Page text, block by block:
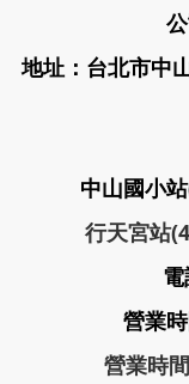
地址：台北市中
中山國小
行天宮站
營業
營業時